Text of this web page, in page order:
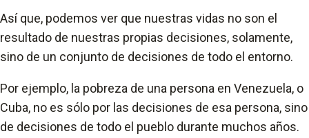
Así que, podemos ver que nuestras vidas no son el
resultado de nuestras propias decisiones, solamente,
sino de un conjunto de decisiones de todo el entorno.
Por ejemplo, la pobreza de una persona en Venezuela, o
Cuba, no es sólo por las decisiones de esa persona, sino
de decisiones de todo el pueblo durante muchos años.